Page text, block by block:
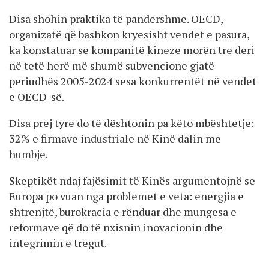
Disa shohin praktika të pandershme. OECD,
organizatë që bashkon kryesisht vendet e pasura,
ka konstatuar se kompanitë kineze morën tre deri
në tetë herë më shumë subvencione gjatë
periudhës 2005-2024 sesa konkurrentët në vendet
e OECD-së.
Disa prej tyre do të dështonin pa këto mbështetje:
32% e firmave industriale në Kinë dalin me
humbje.
Skeptikët ndaj fajësimit të Kinës argumentojnë se
Europa po vuan nga problemet e veta: energjia e
shtrenjtë, burokracia e rënduar dhe mungesa e
reformave që do të nxisnin inovacionin dhe
integrimin e tregut.